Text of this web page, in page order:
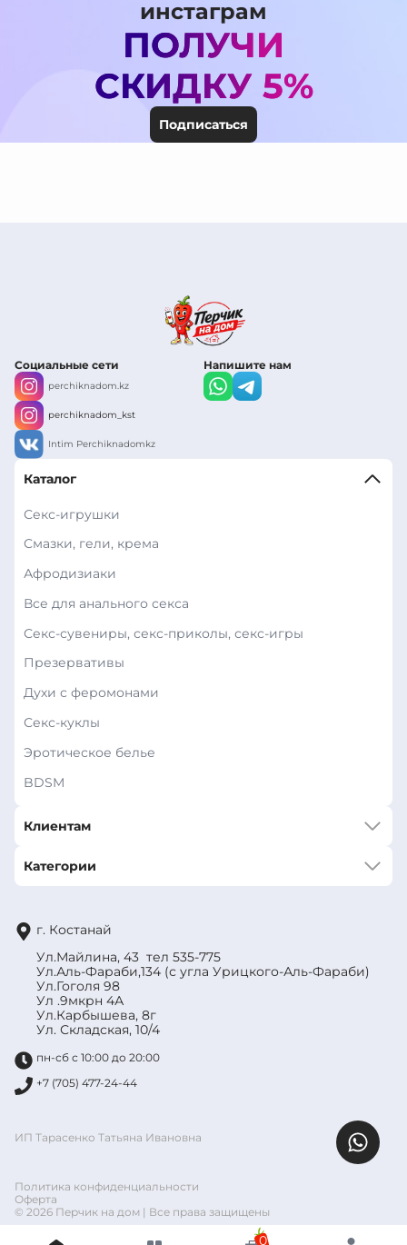
инстаграм
ПОЛУЧИ
СКИДКУ 5%
Подписаться
Социальные сети
perchiknadom.kz
perchiknadom_kst
Intim Perchiknadomkz
Напишите нам
Каталог
Секс-игрушки
Смазки, гели, крема
Афродизиаки
Все для анального секса
Секс-сувениры, секс-приколы, секс-игры
Презервативы
Духи с феромонами
Секс-куклы
Эротическое белье
BDSM
Клиентам
Категории
г. Костанай
Ул.Майлина, 43 тел 535-775
Ул.Аль-Фараби,134 (с угла Урицкого-Аль-Фараби)
Ул.Гоголя 98
Ул .9мкрн 4А
Ул.Карбышева, 8г
Ул. Складская, 10/4
пн-сб с 10:00 до 20:00
+7 (705) 477-24-44
ИП Тарасенко Татьяна Ивановна
Политика конфиденциальности
Оферта
© 2026 Перчик на дом | Все права защищены
0